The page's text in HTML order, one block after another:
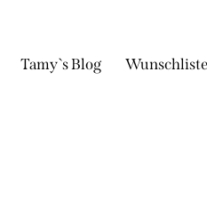
Tamy`s Blog Wunschliste